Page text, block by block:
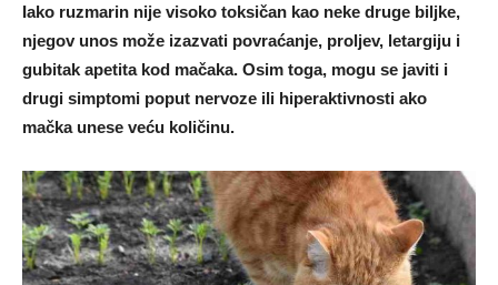
Iako ruzmarin nije visoko toksičan kao neke druge biljke,
njegov unos može izazvati povraćanje, proljev, letargiju i
gubitak apetita kod mačaka. Osim toga, mogu se javiti i
drugi simptomi poput nervoze ili hiperaktivnosti ako
mačka unese veću količinu.